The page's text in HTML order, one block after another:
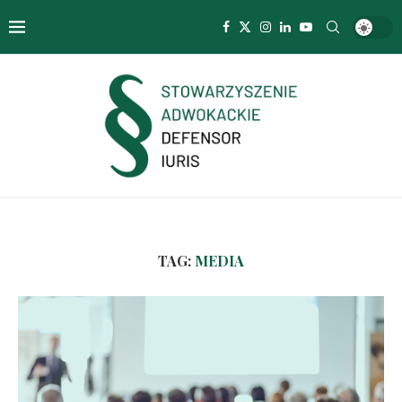
TAG: MEDIA